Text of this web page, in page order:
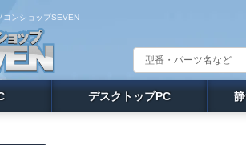
コンショップSEVEN
デスクトップPC